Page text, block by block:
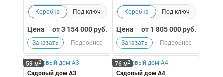
Коробка Под ключ
Цена от3 154 000руб.
Заказать Подробнее
Коробка Под ключ
Цена от 1 805 000руб.
Заказать Подробнее
59 м2
Садовый дом А3
76 м2
Садовый дом А4